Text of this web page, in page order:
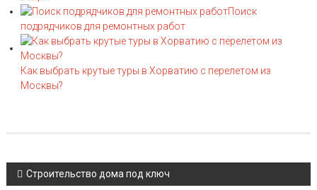
Поиск
подрядчиков для ремонтных работ
Как выбрать крутые туры в Хорватию с перелетом из
Москвы?
Навигация по записям
Строительство дома под ключ